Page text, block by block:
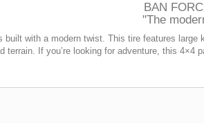
BAN
"The
with a modern twist. This tire features
terrain. If you’re looking for adventure, this 4×4